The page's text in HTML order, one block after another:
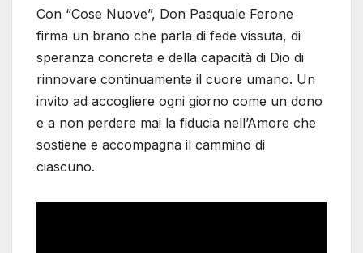
Con “Cose Nuove”, Don Pasquale Ferone
firma un brano che parla di fede vissuta, di
speranza concreta e della capacità di Dio di
rinnovare continuamente il cuore umano. Un
invito ad accogliere ogni giorno come un dono
e a non perdere mai la fiducia nell’Amore che
sostiene e accompagna il cammino di
ciascuno.